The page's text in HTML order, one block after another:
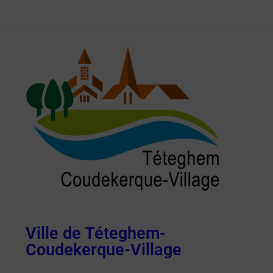
Ville de Téteghem-
Coudekerque-Village